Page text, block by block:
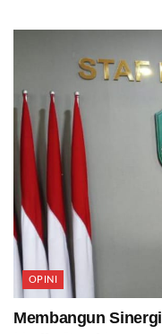
OPINI
Membangun